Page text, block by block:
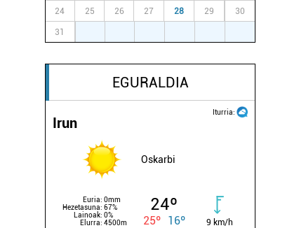
24 25 26 27 28 29 30
31
EGURALDIA
Iturria:
Irun
Oskarbi
Euria: 0mm
Hezetasuna: 67%
Lainoak: 0%
Elurra: 4500m
24º
25º 16º 9 km/h